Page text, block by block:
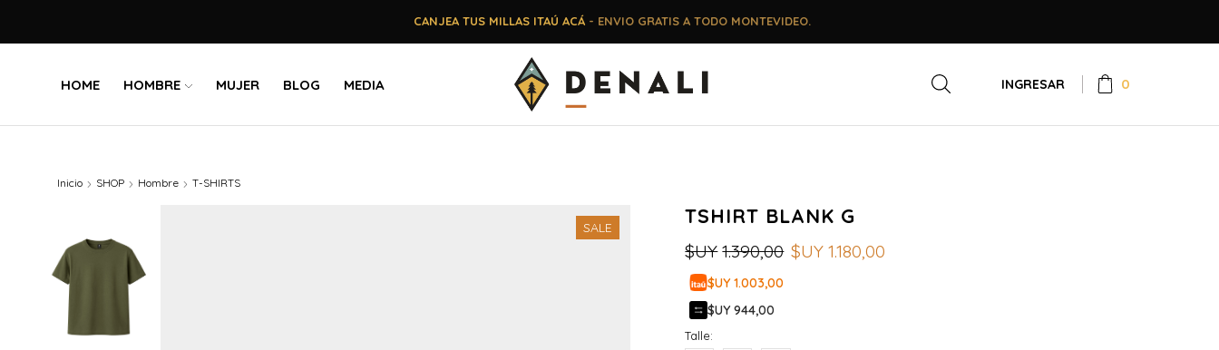
CANJEA TUS MILLAS ITAÚ ACÁ- ENVIO GRATIS A TODO MONTEVIDEO.
HOME HOMBRE MUJER BLOG MEDIA INGRESAR 0
Inicio SHOP Hombre T-SHIRTS
SALE TSHIRT BLANK G
$UY 1.390,00 $UY 1.180,00
$UY 1.003,00
$UY 944,00
Talle: